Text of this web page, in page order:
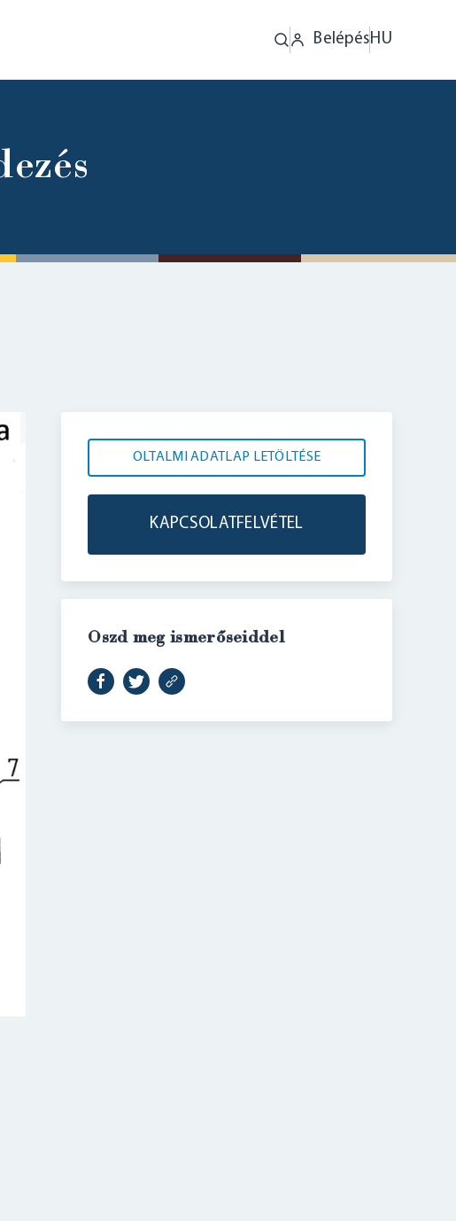
BelépésHU
OLTALMI ADATLAP LETÖLTÉSE
KAPCSOLATFELVÉTEL
Oszd meg ismerőseiddel